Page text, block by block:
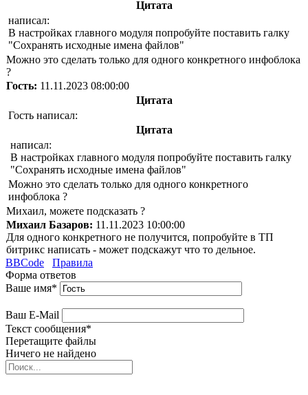
Цитата
написал:
В настройках главного модуля попробуйте поставить галку
"Сохранять исходные имена файлов"
Можно это сделать только для одного конкретного инфоблока
?
Гость: 11.11.2023 08:00:00
Цитата
Гость написал:
Цитата
написал:
В настройках главного модуля попробуйте поставить галку
"Сохранять исходные имена файлов"
Можно это сделать только для одного конкретного
инфоблока ?
Михаил, можете подсказать ?
Михаил Базаров: 11.11.2023 10:00:00
Для одного конкретного не получится, попробуйте в ТП
битрикс написать - может подскажут что то дельное.
BBCode
Правила
Форма ответов
Ваше имя*
Ваш E-Mail
Текст сообщения*
Перетащите файлы
Ничего не найдено